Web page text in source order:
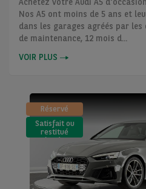
Nos A5 ont moins de 5 ans et
dans les garages agréés par
de maintenance, 12 mois d...
VOIR PLUS
Réservé
Satisfait ou
restitué
(LLD)*